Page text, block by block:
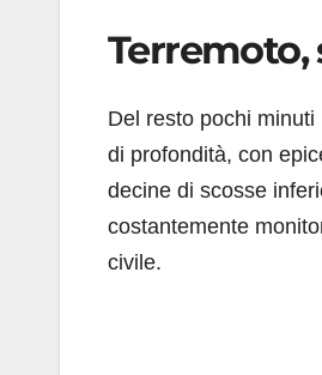
Terremoto,
Del resto pochi
di profondità, con
decine di scosse
costantemente
civile.